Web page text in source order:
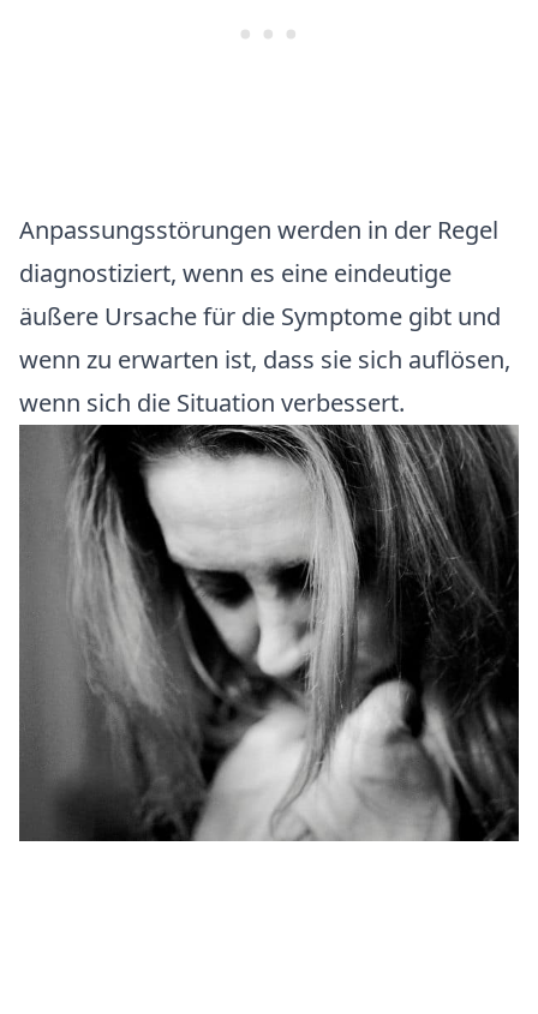
Anpassungsstörungen werden in der Regel
diagnostiziert, wenn es eine eindeutige
äußere Ursache für die Symptome gibt und
wenn zu erwarten ist, dass sie sich auflösen,
wenn sich die Situation verbessert.